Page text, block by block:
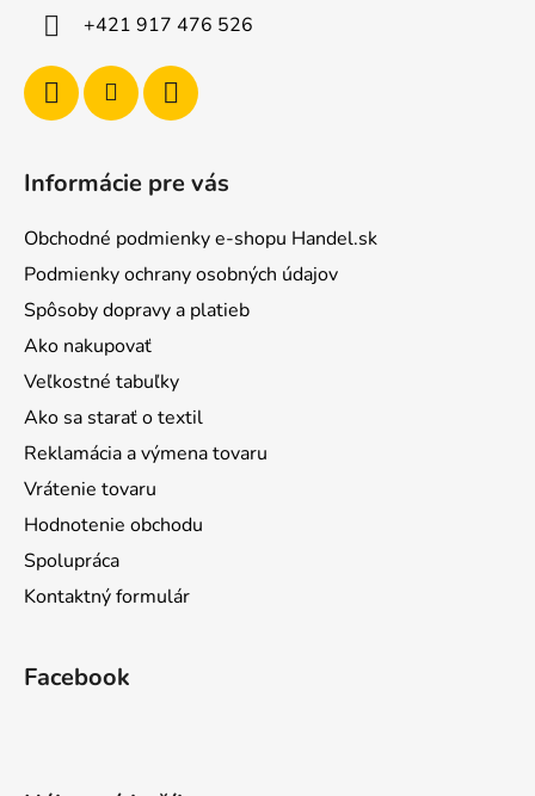
+421 917 476 526
Informácie pre vás
Obchodné podmienky e-shopu Handel.sk
Podmienky ochrany osobných údajov
Spôsoby dopravy a platieb
Ako nakupovať
Veľkostné tabuľky
Ako sa starať o textil
Reklamácia a výmena tovaru
Vrátenie tovaru
Hodnotenie obchodu
Spolupráca
Kontaktný formulár
Facebook